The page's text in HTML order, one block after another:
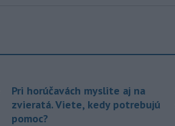
Pri horúčavách myslite aj na
zvieratá. Viete, kedy potrebujú
pomoc?